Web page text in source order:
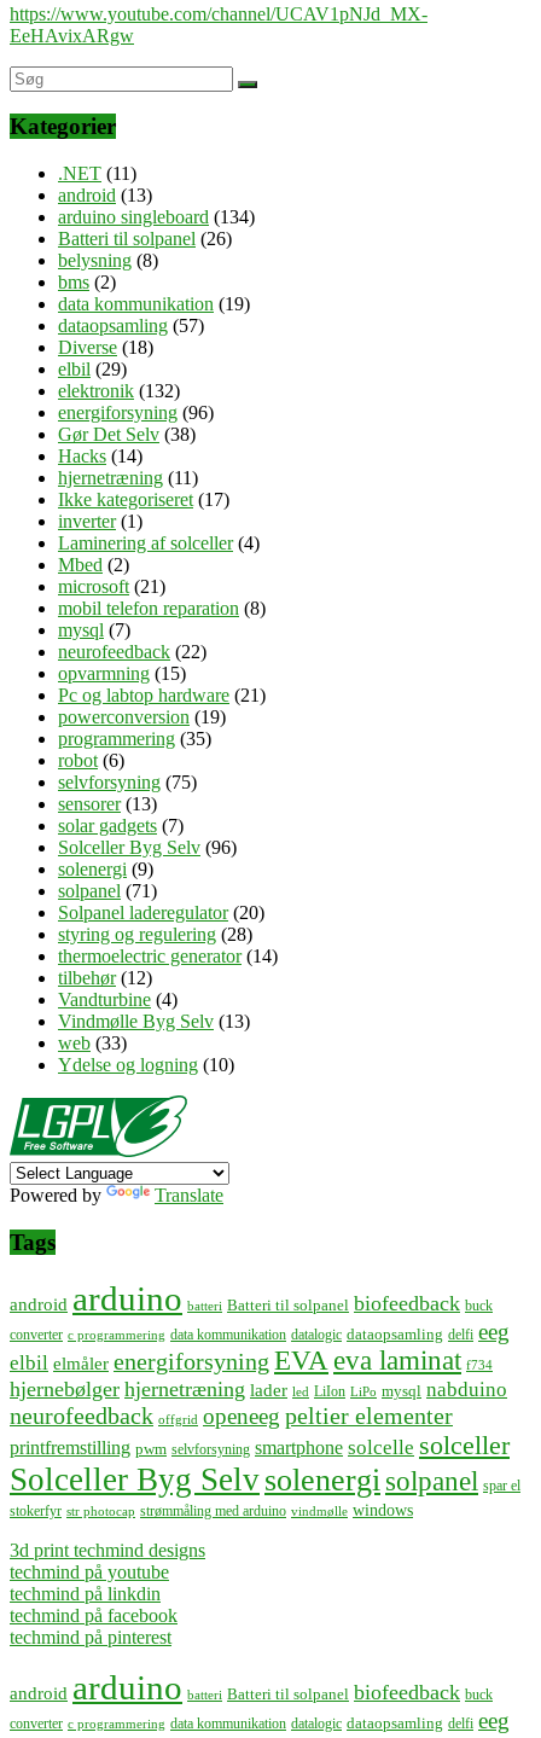
https://www.youtube.com/channel/UCAV1pNJd_MX-
EeHAvixARgw
Kategorier
.NET (11)
android (13)
arduino singleboard (134)
Batteri til solpanel (26)
belysning (8)
bms (2)
data kommunikation (19)
dataopsamling (57)
Diverse (18)
elbil (29)
elektronik (132)
energiforsyning (96)
Gør Det Selv (38)
Hacks (14)
hjernetræning (11)
Ikke kategoriseret (17)
inverter(1)
Laminering af solceller(4)
Mbed (2)
microsoft (21)
mobil telefon reparation (8)
mysql (7)
neurofeedback (22)
opvarmning (15)
Pc og labtop hardware (21)
powerconversion (19)
programmering (35)
robot (6)
selvforsyning (75)
sensorer(13)
solar gadgets (7)
Solceller Byg Selv (96)
solenergi (9)
solpanel (71)
Solpanel laderegulator(20)
styring og regulering (28)
thermoelectric generator(14)
tilbehør(12)
Vandturbine (4)
Vindmølle Byg Selv (13)
web (33)
Ydelse og logning (10)
Powered by Translate
Tags
android arduino batteri Batteri til solpanel biofeedback buck
converter c programmering data kommunikation datalogic dataopsamling delfi eeg
elbil elmåler energiforsyning EVA eva laminat f734
hjernebølger hjernetræning lader led LiIon LiPo mysql nabduino
neurofeedback offgrid openeeg peltier elementer
printfremstilling pwm selvforsyning smartphone solcelle solceller
Solceller Byg Selvsolenergi solpanel spar el
stokerfyr str photocap strømmåling med arduino vindmølle windows
3d print techmind designs
techmind på youtube
techmind på linkdin
techmind på facebook
techmind på pinterest
android arduino batteri Batteri til solpanel biofeedback buck
converter c programmering data kommunikation datalogic dataopsamling delfi eeg